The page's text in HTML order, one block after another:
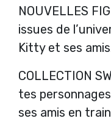
NOUVELLES
issues de
Kitty et ses
COLLECTION
tes
ses amis en